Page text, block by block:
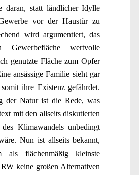
daran, statt ländlicher Idylle
vor der Haustür zu
wird argumentiert, das
Gewerbefläche wertvolle
genutzte Fläche zum Opfer
ansässige Familie sieht gar
ihre Existenz gefährdet.
der Natur ist die Rede, was
mit den allseits diskutierten
Klimawandels unbedingt
Nun ist allseits bekannt,
als flächenmäßig kleinste
keine großen Alternativen